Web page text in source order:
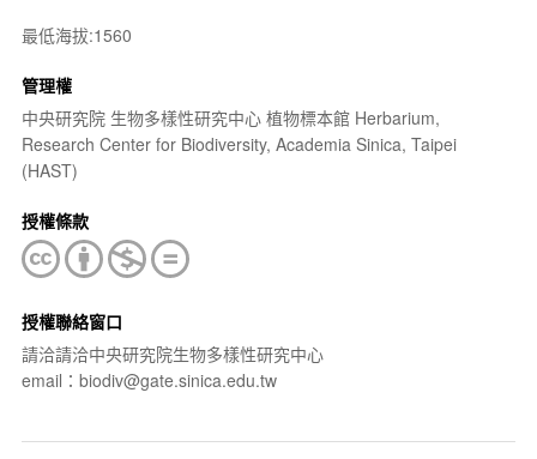
最低海拔:1560
管理權
中央研究院 生物多樣性研究中心 植物標本館 Herbarium,
Research Center for Biodiversity, Academia Sinica, Taipei
(HAST)
授權條款
授權聯絡窗口
請洽請洽中央研究院生物多樣性研究中心
email：biodiv@gate.sinica.edu.tw